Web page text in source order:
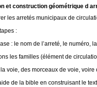
et construction géométrique d
les arretés municipaux de
:
: le nom de l’arreté, le numéro,
les familles (élément de
voie, des morceaux de voie, voire
de la bible en construisant le